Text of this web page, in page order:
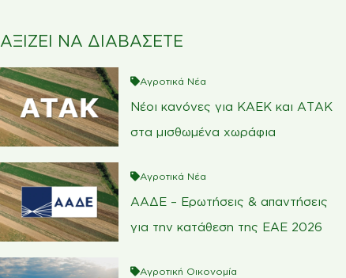
ΑΞΙΖΕΙ ΝΑ ΔΙΑΒΑΣΕΤΕ
Αγροτικά Νέα
Νέοι κανόνες για ΚΑΕΚ και ΑΤΑΚ
στα μισθωμένα χωράφια
Αγροτικά Νέα
ΑΑΔΕ – Ερωτήσεις & απαντήσεις
για την κατάθεση της ΕΑΕ 2026
Αγροτική Οικονομία